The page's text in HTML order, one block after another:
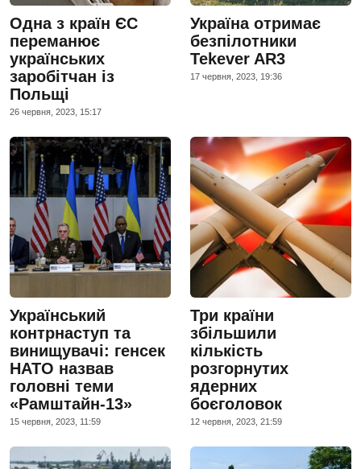
Одна з країн ЄС
переманює
українських
заробітчан із
Польщі
26 червня, 2023, 15:17
Україна отримає
безпілотники
Tekever AR3
17 червня, 2023, 19:36
Український
контрнаступ та
винищувачі: генсек
НАТО назвав
головні теми
«Рамштайн-13»
15 червня, 2023, 11:59
Три країни
збільшили
кількість
розгорнутих
ядерних
боєголовок
12 червня, 2023, 21:59